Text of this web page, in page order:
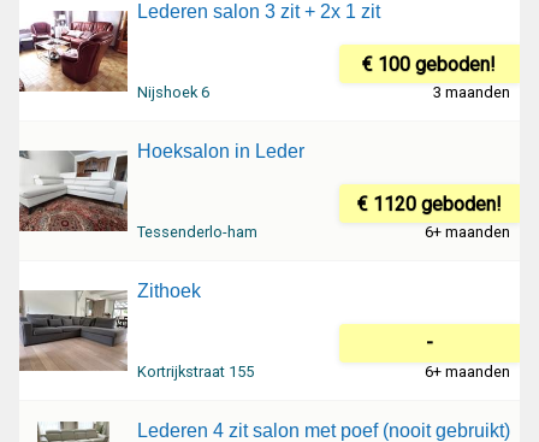
Lederen salon 3 zit + 2x 1 zit
€ 100 geboden!
Nijshoek 6 3 maanden
Hoeksalon in Leder
€ 1120 geboden!
Tessenderlo-ham 6+ maanden
Zithoek
-
Kortrijkstraat 155 6+ maanden
Lederen 4 zit salon met poef (nooit gebruikt)